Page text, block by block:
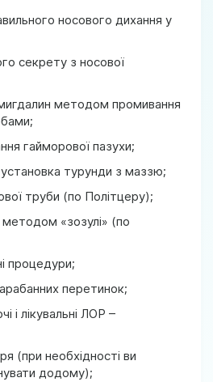
носового дихання у
секрету з носової
методом промивання
гайморової пазухи;
турунди з маззю;
труби (по Політцеру);
«зозулі» (по
процедури;
перетинок;
і лікувальні ЛОР –
(при необхідності ви
додому);